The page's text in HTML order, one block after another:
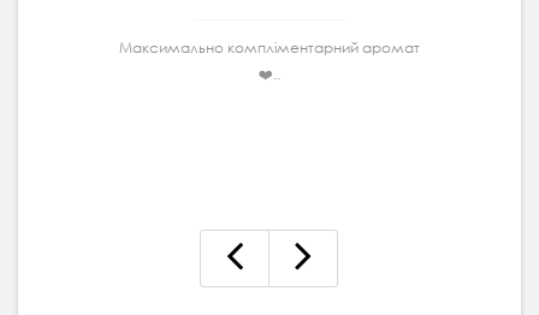
Максимально комплiментарний аромат
❤️..